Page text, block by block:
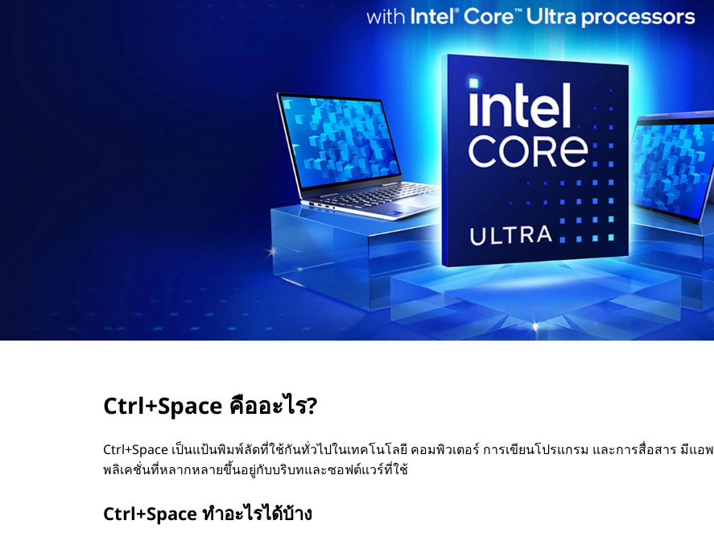
Ctrl+Space คืออะไร?
Ctrl+Space เป็นแป้นพิมพ์ลัดที่ใช้กันทั่วไปในเทคโนโลยี คอมพิวเตอร์ การเขียนโปรแกรม และการสื่อสาร มีแอพ
พลิเคชั่นที่หลากหลายขึ้นอยู่กับบริบทและซอฟต์แวร์ที่ใช้
Ctrl+Space ทําอะไรได้บ้าง